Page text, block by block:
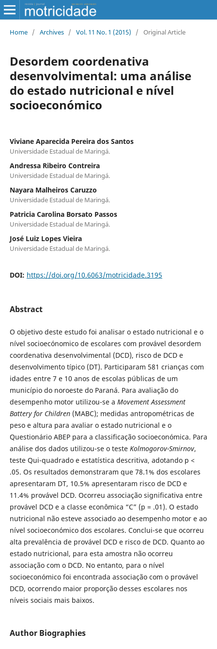
Home / Archives / Vol. 11 No. 1 (2015) / Original Article
Desordem coordenativa
desenvolvimental: uma análise
do estado nutricional e nível
socioeconómico
Viviane Aparecida Pereira dos Santos
Universidade Estadual de Maringá.
Andressa Ribeiro Contreira
Universidade Estadual de Maringá.
Nayara Malheiros Caruzzo
Universidade Estadual de Maringá.
Patricia Carolina Borsato Passos
Universidade Estadual de Maringá.
José Luiz Lopes Vieira
Universidade Estadual de Maringá.
DOI: https://doi.org/10.6063/motricidade.3195
Abstract
O objetivo deste estudo foi analisar o estado nutricional e o
nível socioecónomico de escolares com provável desordem
coordenativa desenvolvimental (DCD), risco de DCD e
desenvolvimento típico (DT). Participaram 581 crianças com
idades entre 7 e 10 anos de escolas públicas de um
município do noroeste do Paraná. Para avaliação do
desempenho motor utilizou-se a Movement Assessment
Battery for Children(MABC); medidas antropométricas de
peso e altura para avaliar o estado nutricional e o
Questionário ABEP para a classificação socioeconómica. Para
análise dos dados utilizou-se o teste Kolmogorov-Smirnov,
teste Qui-quadrado e estatística descritiva, adotando p <
.05. Os resultados demonstraram que 78.1% dos escolares
apresentaram DT, 10.5% apresentaram risco de DCD e
11.4% provável DCD. Ocorreu associação significativa entre
provável DCD e a classe econômica “C” (p = .01). O estado
nutricional não esteve associado ao desempenho motor e ao
nível socioeconómico dos escolares. Conclui-se que ocorreu
alta prevalência de provável DCD e risco de DCD. Quanto ao
estado nutricional, para esta amostra não ocorreu
associação com o DCD. No entanto, para o nível
socioeconómico foi encontrada associação com o provável
DCD, ocorrendo maior proporção desses escolares nos
níveis sociais mais baixos.
Author Biographies